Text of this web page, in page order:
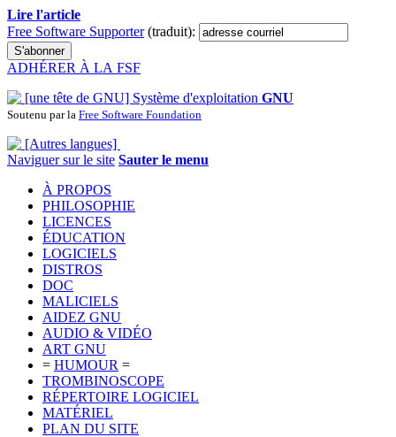
Lire l'article
Free Software Supporter(traduit):
ADHÉRER À LA FSF
Système d'exploitation GNU
Soutenu par la Free Software Foundation
Naviguer sur le site Sauter le menu
À PROPOS
PHILOSOPHIE
LICENCES
ÉDUCATION
LOGICIELS
DISTROS
DOC
MALICIELS
AIDEZ GNU
AUDIO & VIDÉO
ART GNU
= HUMOUR =
TROMBINOSCOPE
RÉPERTOIRE LOGICIEL
MATÉRIEL
PLAN DU SITE